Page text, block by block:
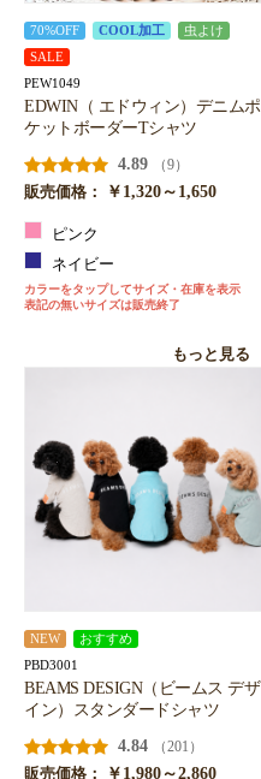
70%OFF COOL加工
虫よけ
SALE
PEW1049
EDWIN（ エドウィン）デニムポ
ケットボーダーTシャツ
4.89
（9）
販売価格：
￥1,320～1,650
ピンク
ネイビー
カラーをタップしてサイズ・在庫を表示
表記の無いサイズは販売終了
もっと見る
NEW おすすめ
PBD3001
BEAMS DESIGN（ビームス デザ
イン）スタンダードシャツ
4.84
（201）
販売価格：
￥1,980～2,860